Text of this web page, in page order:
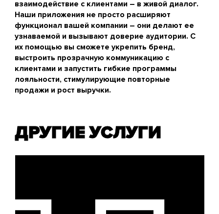
взаимодействие с клиентами – в живой диалог.
Наши приложения не просто расширяют
функционал вашей компании – они делают ее
узнаваемой и вызывают доверие аудитории. С
их помощью вы сможете укрепить бренд,
выстроить прозрачную коммуникацию с
клиентами и запустить гибкие программы
лояльности, стимулирующие повторные
продажи и рост выручки.
ДРУГИЕ УСЛУГИ